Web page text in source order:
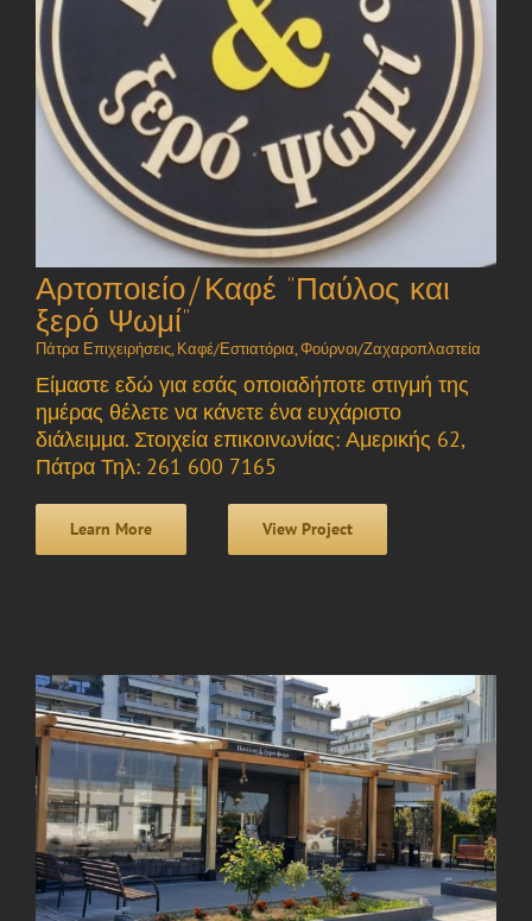
Αρτοποιείο/Καφέ “Παύλος και
ξερό Ψωμί”
Πάτρα Επιχειρήσεις, Καφέ/Εστιατόρια,Φούρνοι/Ζαχαροπλαστεία
Είμαστε εδώ για εσάς οποιαδήποτε στιγμή της
ημέρας θέλετε να κάνετε ένα ευχάριστο
διάλειμμα. Στοιχεία επικοινωνίας: Αμερικής 62,
Πάτρα Τηλ: 261 600 7165
Learn More View Project